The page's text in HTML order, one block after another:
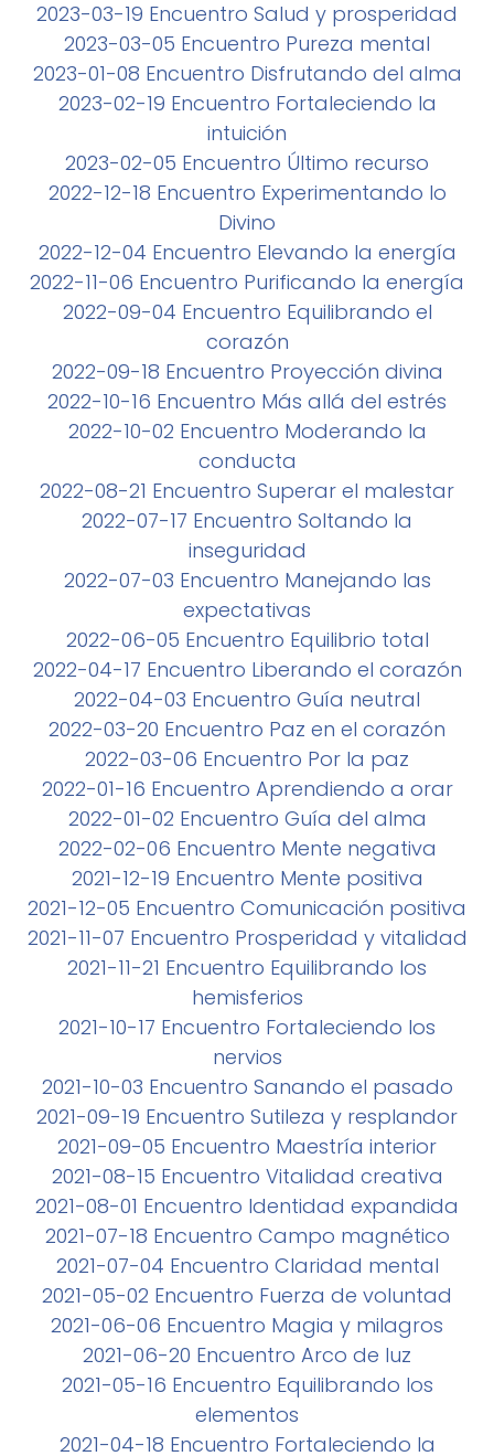
2023-03-19 Encuentro Salud y prosperidad
2023-03-05 Encuentro Pureza mental
2023-01-08 Encuentro Disfrutando del alma
2023-02-19 Encuentro Fortaleciendo la
intuición
2023-02-05 Encuentro Último recurso
2022-12-18 Encuentro Experimentando lo
Divino
2022-12-04 Encuentro Elevando la energía
2022-11-06 Encuentro Purificando la energía
2022-09-04 Encuentro Equilibrando el
corazón
2022-09-18 Encuentro Proyección divina
2022-10-16 Encuentro Más allá del estrés
2022-10-02 Encuentro Moderando la
conducta
2022-08-21 Encuentro Superar el malestar
2022-07-17 Encuentro Soltando la
inseguridad
2022-07-03 Encuentro Manejando las
expectativas
2022-06-05 Encuentro Equilibrio total
2022-04-17 Encuentro Liberando el corazón
2022-04-03 Encuentro Guía neutral
2022-03-20 Encuentro Paz en el corazón
2022-03-06 Encuentro Por la paz
2022-01-16 Encuentro Aprendiendo a orar
2022-01-02 Encuentro Guía del alma
2022-02-06 Encuentro Mente negativa
2021-12-19 Encuentro Mente positiva
2021-12-05 Encuentro Comunicación positiva
2021-11-07 Encuentro Prosperidad y vitalidad
2021-11-21 Encuentro Equilibrando los
hemisferios
2021-10-17 Encuentro Fortaleciendo los
nervios
2021-10-03 Encuentro Sanando el pasado
2021-09-19 Encuentro Sutileza y resplandor
2021-09-05 Encuentro Maestría interior
2021-08-15 Encuentro Vitalidad creativa
2021-08-01 Encuentro Identidad expandida
2021-07-18 Encuentro Campo magnético
2021-07-04 Encuentro Claridad mental
2021-05-02 Encuentro Fuerza de voluntad
2021-06-06 Encuentro Magia y milagros
2021-06-20 Encuentro Arco de luz
2021-05-16 Encuentro Equilibrando los
elementos
2021-04-18 Encuentro Fortaleciendo la